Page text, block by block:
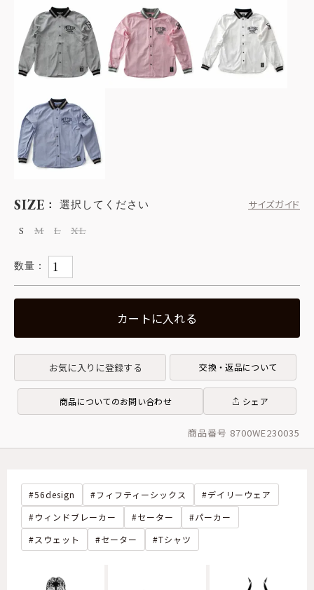
SIZE 選択してください
サイズガイド
S
M L XL
カートに入れる
お気に入りに登録する 交換・返品について
商品についてのお問い合わせ シェア
商品番号 8700WE230035
56design フィフティーシックス
デイリーウェア
ウィンドブレーカー
セーター
パーカー
スウェット
セーター Tシャツ